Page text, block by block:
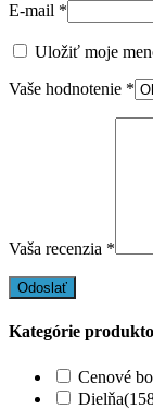
E-mail *
Uložiť moje
Vaše hodnotenie *
Vaša recenzia *
Kategórie
Cenové
Dielňa